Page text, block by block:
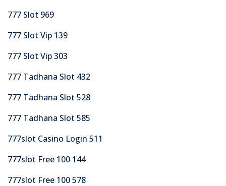
777 Slot 969
777 Slot Vip 139
777 Slot Vip 303
777 Tadhana Slot 432
777 Tadhana Slot 528
777 Tadhana Slot 585
777slot Casino Login 511
777slot Free 100 144
777slot Free 100 578